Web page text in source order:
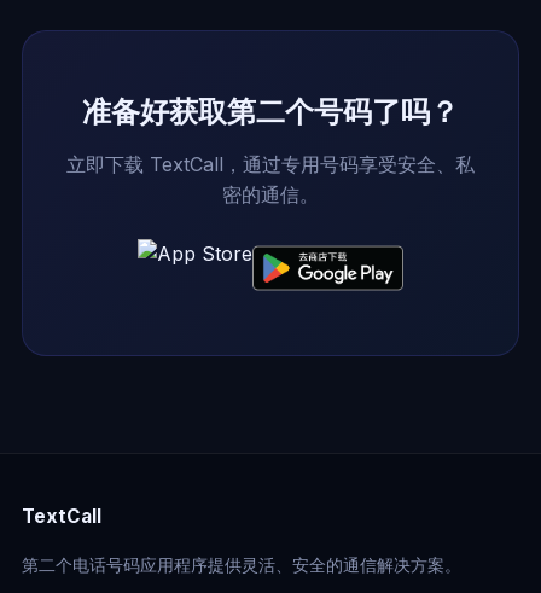
准备好获取第二个号码了吗？
立即下载 TextCall，通过专用号码享受安全、私
密的通信。
TextCall
第二个电话号码应用程序提供灵活、安全的通信解决方案。